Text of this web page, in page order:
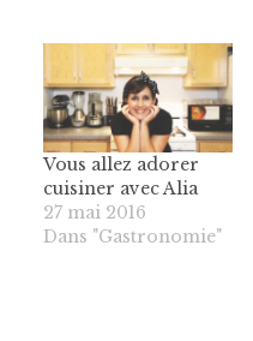
Vous allez adorer
cuisiner avec Alia
27 mai 2016
Dans "Gastronomie"